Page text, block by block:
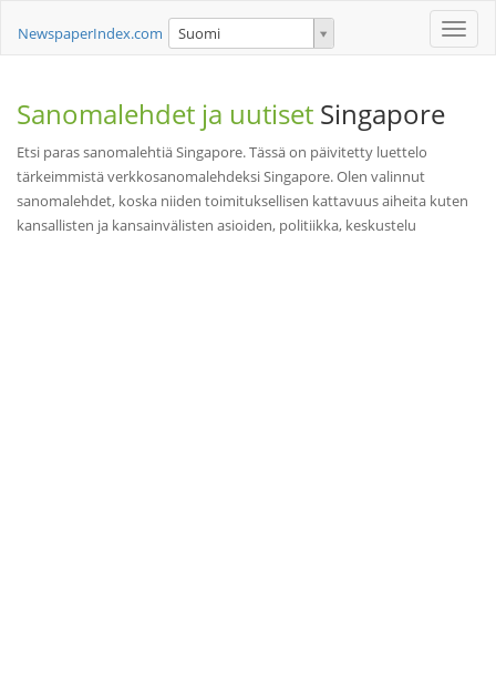
Toggle
NewspaperIndex.com Suomi
Sanomalehdet ja uutiset Singapore
Etsi paras sanomalehtiä Singapore. Tässä on päivitetty luettelo
tärkeimmistä verkkosanomalehdeksi Singapore. Olen valinnut
sanomalehdet, koska niiden toimituksellisen kattavuus aiheita kuten
kansallisten ja kansainvälisten asioiden, politiikka, keskustelu